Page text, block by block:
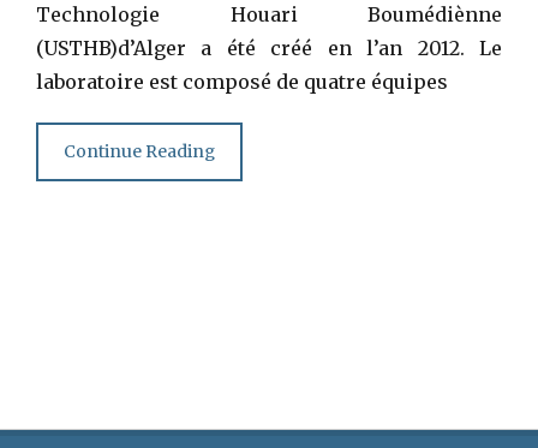
Technologie Houari Boumédiènne
(USTHB)d’Alger a été créé en l’an 2012. Le
laboratoire est composé de quatre équipes
Continue Reading